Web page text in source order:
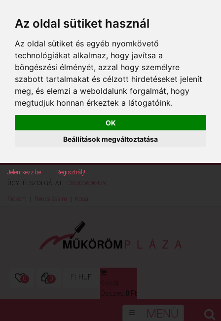
Az oldal sütiket használ
Az oldal sütiket és egyéb nyomkövető
technológiákat alkalmaz, hogy javítsa a
böngészési élményét, azzal hogy személyre
szabott tartalmakat és célzott hirdetéseket jelenít
meg, és elemzi a weboldalunk forgalmát, hogy
megtudjuk honnan érkeztek a látogatóink.
OK
Beállítások megváltoztatása
Jelentkezz be
Regisztrálj!
ÜGYFÉLSZOLGÁLAT: +36303606429
Fiókom Rendeléseim Kosár
0 0 Ft HUF
Kosár
Összes: 0 Ft
MENÜ